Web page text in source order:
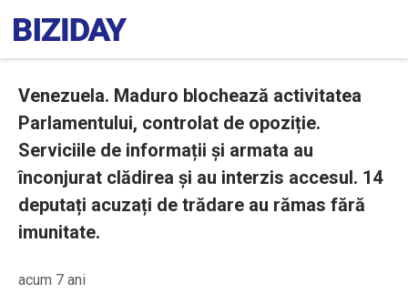
Venezuela. Maduro blochează activitatea
Parlamentului, controlat de opoziție.
Serviciile de informații și armata au
înconjurat clădirea și au interzis accesul. 14
deputați acuzați de trădare au rămas fără
imunitate.
acum 7 ani